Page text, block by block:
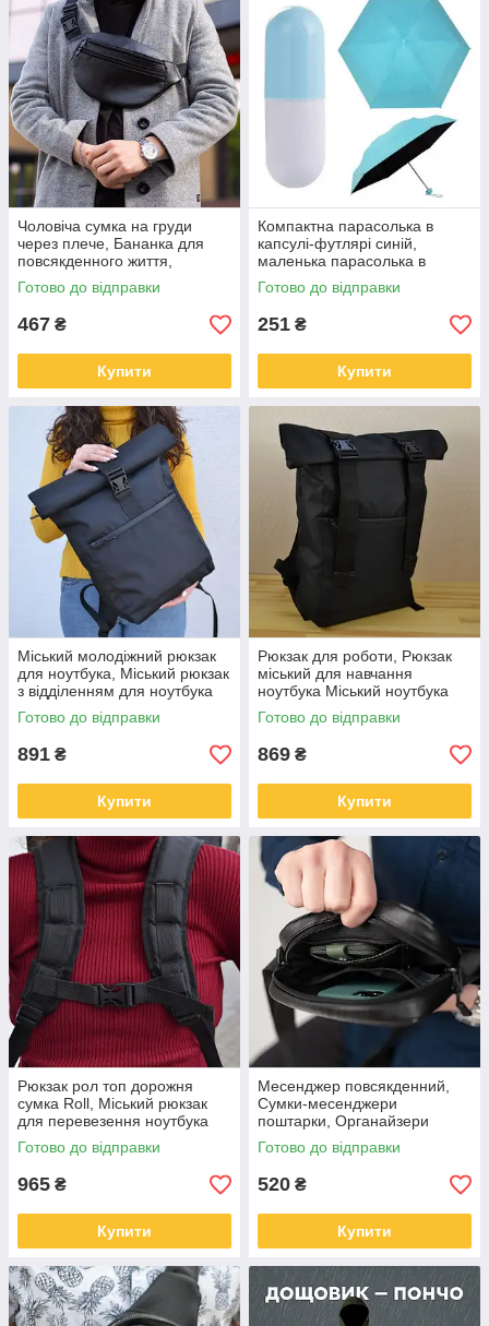
Чоловіча сумка на груди
через плече, Бананка для
повсякденного життя,
Бананка із застібкою TW-81
Готово до відправки
467 ₴
Купити
Компактна парасолька в
капсулі-футлярі синій,
маленька парасолька в
капсулі. Колір: блакитний FS-
16
Готово до відправки
251 ₴
Купити
Міський молодіжний рюкзак
для ноутбука, Міський рюкзак
з відділенням для ноутбука
VG-81
Готово до відправки
891 ₴
Купити
Рюкзак для роботи, Рюкзак
міський для навчання
ноутбука Міський ноутбука
хакі XE-20
Готово до відправки
869 ₴
Купити
Рюкзак рол топ дорожня
сумка Roll, Міський рюкзак
для перевезення ноутбука
Міський практичний YK-45
Готово до відправки
965 ₴
Купити
Месенджер повсякденний,
Сумки-месенджери
поштарки, Органайзери
сумка-барсетка через плече
US-65
Готово до відправки
520 ₴
Купити